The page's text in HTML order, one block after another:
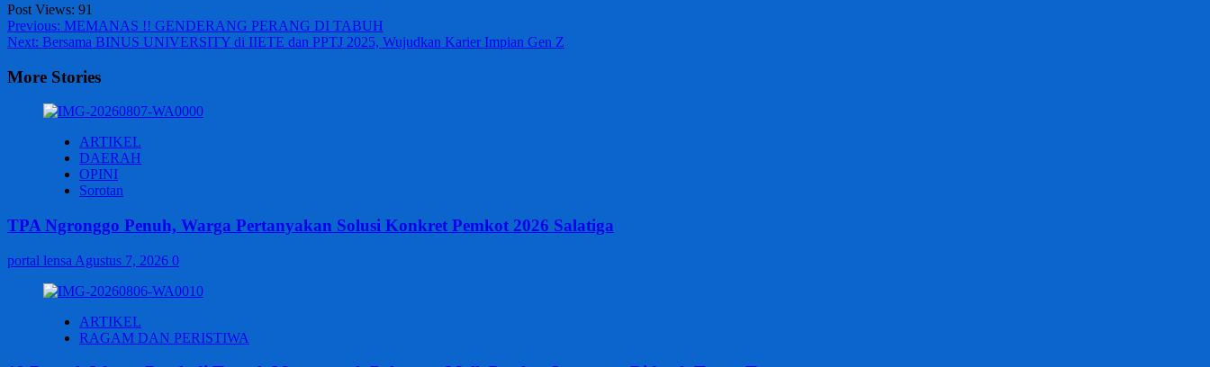
Post Views: 91
Post
navigation
Previous: MEMANAS !! GENDERANG PERANG DI TABUH
Next: Bersama BINUS UNIVERSITY di IIETE dan PPTJ 2025, Wujudkan Karier Impian Gen Z
More Stories
ARTIKEL
DAERAH
OPINI
Sorotan
TPA Ngronggo Penuh, Warga Pertanyakan Solusi Konkret Pemkot 2026 Salatiga
portal lensa Agustus 7, 2026 0
ARTIKEL
RAGAM DAN PERISTIWA